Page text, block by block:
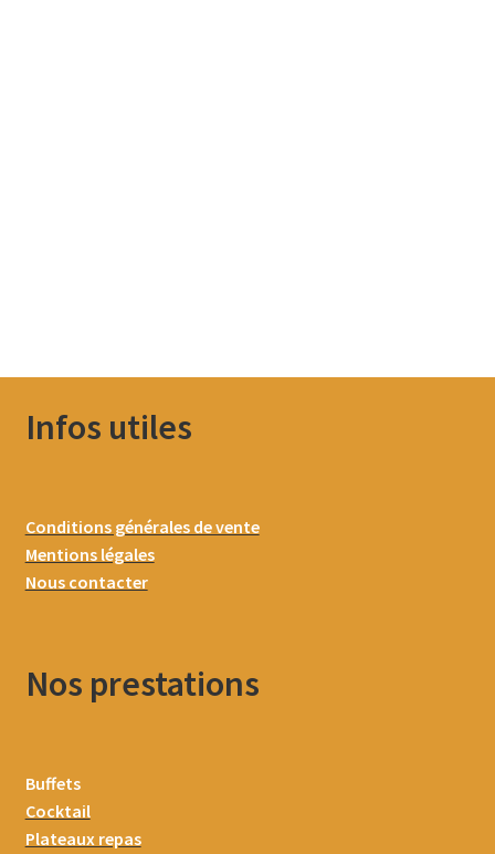
Infos utiles
Conditions générales de vente
Mentions légales
Nous contacter
Nos prestations
Buffets
Cocktail
Plateaux repas